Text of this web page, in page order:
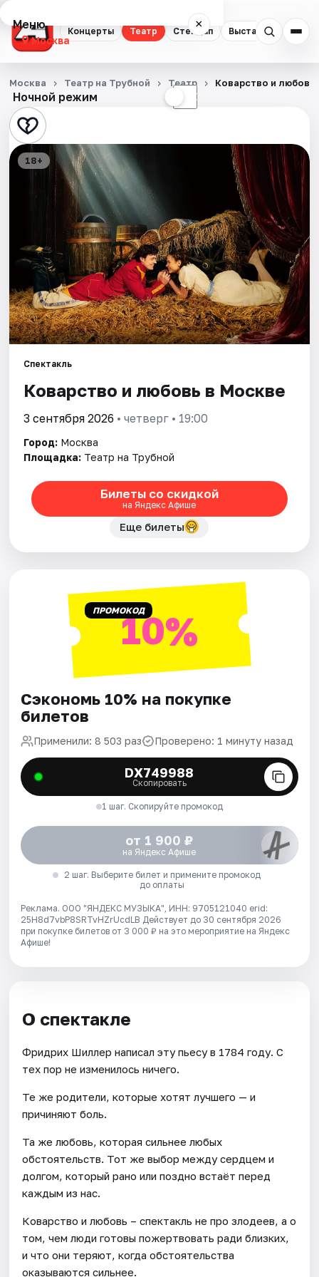
Концерты Театр Стендап Выставки
Меню ×
Москва
Концерты
Театр
Стендап
Выставки
Квесты
Экскурсии
Спорт
События
Площадки
Артисты
Рейтинги
Ночной режим ☾
Москва Театр на Трубной Театр Коварство и любовь
18+
Спектакль
Коварство и любовь в Москве
3 сентября 2026 • четверг • 19:00
Город: Москва
Площадка: Театр на Трубной
Билеты со скидкой
на Яндекс Афише
Еще билеты
ПРОМОКОД10%
Сэкономь 10% на покупке
билетов
Применили: 8 503 раз Проверено: 1 минуту назад
DX749988
Скопировать
1 шаг. Скопируйте промокод
от 1 900 ₽
на Яндекс Афише
2 шаг. Выберите билет и примените промокод
до оплаты
Реклама. ООО "ЯНДЕКС МУЗЫКА", ИНН: 9705121040 erid:
25H8d7vbP8SRTvHZrUcdLB Действует до 30 сентября 2026
при покупке билетов от 3 000 ₽ на это мероприятие на Яндекс
Афише!
О спектакле
Фридрих Шиллер написал эту пьесу в 1784 году. С
тех пор не изменилось ничего.
Те же родители, которые хотят лучшего — и
причиняют боль.
Та же любовь, которая сильнее любых
обстоятельств. Тот же выбор между сердцем и
долгом, который рано или поздно встаёт перед
каждым из нас.
Коварство и любовь – спектакль не про злодеев, а о
том, чем люди готовы пожертвовать ради близких,
и что они теряют, когда обстоятельства
оказываются сильнее.